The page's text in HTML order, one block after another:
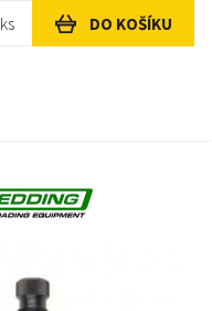
ks DO KOŠÍKU